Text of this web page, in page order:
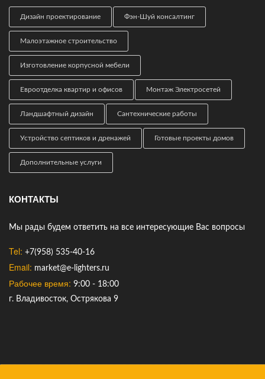
Дизайн проектирование Фэн-Шуй консалтинг
Малоэтажное строительство
Изготовление корпусной мебели
Евроотделка квартир и офисов Монтаж Электросетей
Ландшафтный дизайн Сантехнические работы
Устройство септиков и дренажей Готовые проекты домов
Дополнительные услуги
КОНТАКТЫ
Мы рады будем ответить на все интересующие Вас вопросы
Tel: +7(958) 535-40-16
Email: market@e-lighters.ru
Рабочее время: 9:00 - 18:00
г. Владивосток, Острякова 9